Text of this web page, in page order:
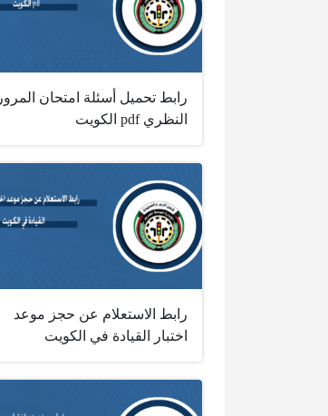
رابط تحميل أسئلة امتحان المرور
النظري ‏pdf‏ الكويت
رابط الاستعلام عن حجز موعد
اختبار القيادة في الكويت